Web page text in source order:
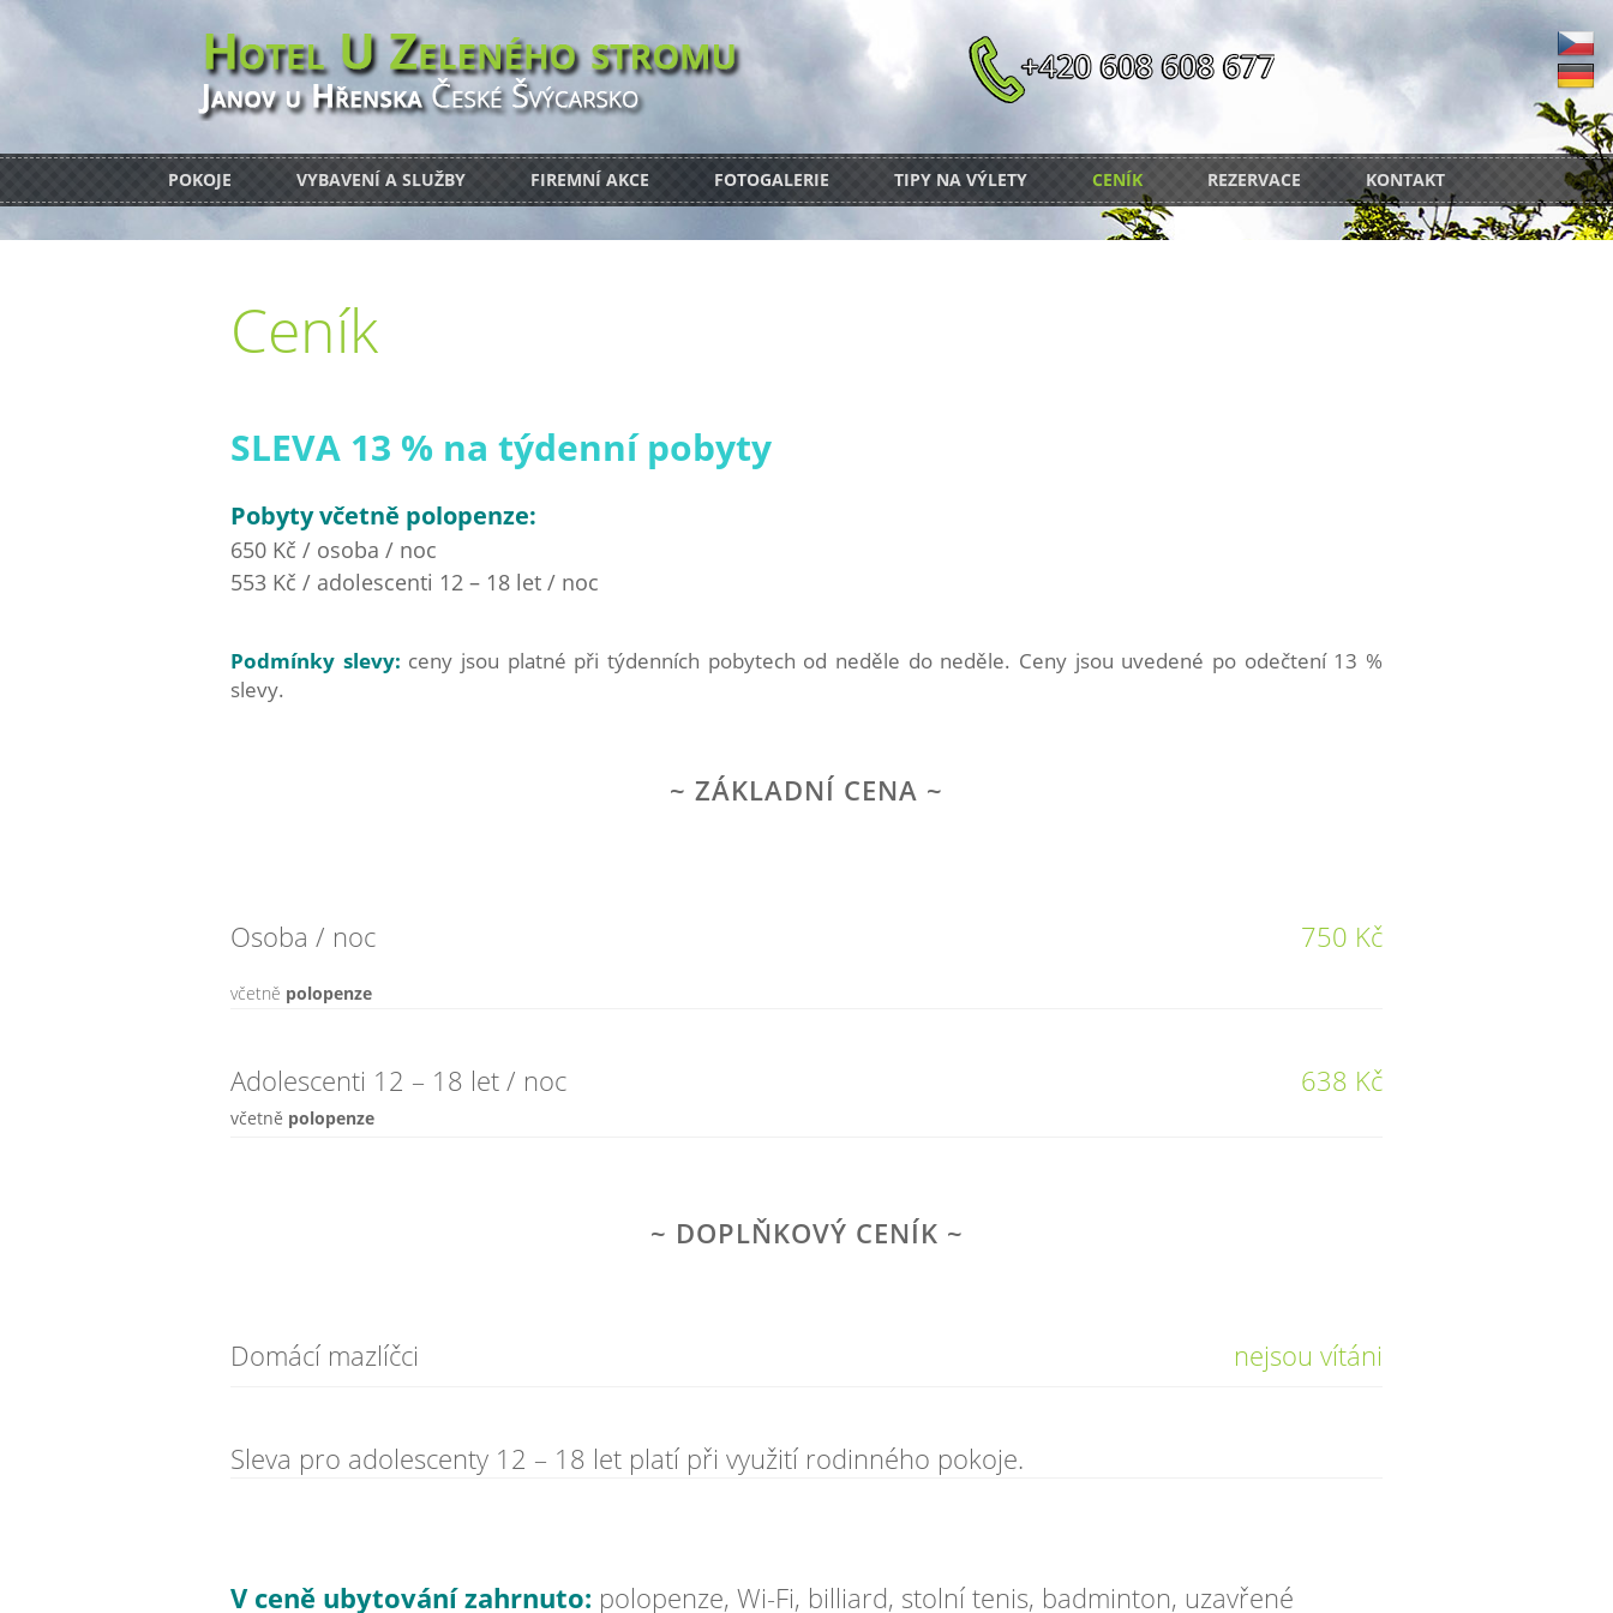
POKOJE VYBAVENÍ A SLUŽBY FIREMNÍ AKCE FOTOGALERIE TIPY NA VÝLETY CENÍK REZERVACE KONTAKT
Ceník
SLEVA 13 % na týdenní pobyty
Pobyty včetně polopenze:
650 Kč / osoba / noc
553 Kč / adolescenti 12 – 18 let / noc
Podmínky slevy: ceny jsou platné při týdenních pobytech od neděle do neděle. Ceny jsou uvedené po odečtení 13 %
slevy.
ZÁKLADNÍ CENA
750 Kč
Osoba / noc
včetně polopenze
638 Kč
Adolescenti 12 – 18 let / noc
včetně polopenze
DOPLŇKOVÝ CENÍK
nejsou vítáni
Domácí mazlíčci
Sleva pro adolescenty 12 – 18 let platí při využití rodinného pokoje.
V ceně ubytování zahrnuto: polopenze, Wi-Fi, billiard, stolní tenis, badminton, uzavřené